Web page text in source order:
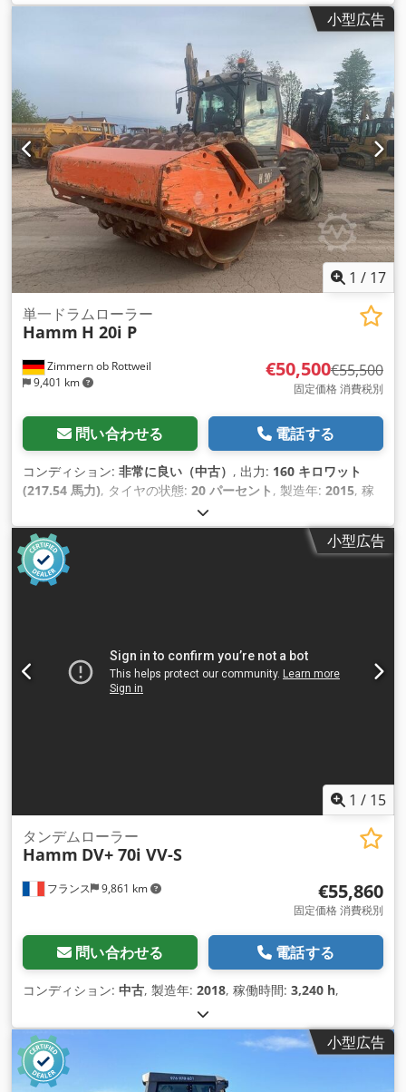
小型広告
1 / 17
Zimmern ob Rottweil
9,401 km
単一ドラムローラー
Hamm H 20i P
€50,500€55,500
固定価格 消費税別
問い合わせる 電話する
コンディション: 非常に良い（中古） , 出力: 160 キロワット
(217.54 馬力), タイヤの状態: 20 パーセント , 製造年: 2015, 稼
エアコン, キャビン
小型広告
1 / 15
フランス 9,861 km
タンデムローラー
Hamm DV+ 70i VV-S
€55,860
固定価格 消費税別
問い合わせる 電話する
コンディション: 中古, 製造年: 2018, 稼働時間: 3,240 h,
小型広告